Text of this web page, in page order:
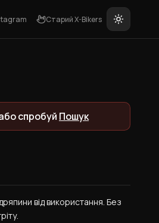
Старий X-Bikers
спробуй Пошук
від використання. Без